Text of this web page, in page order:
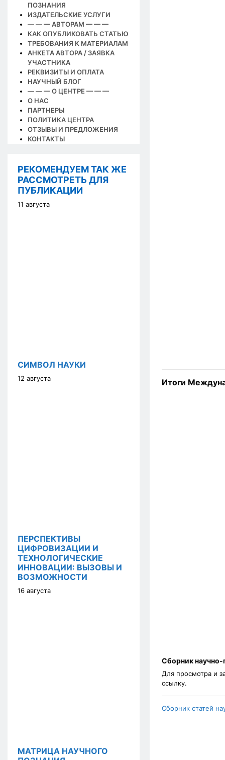
ПОЗНАНИЯ
ИЗДАТЕЛЬСКИЕ УСЛУГИ
— — — АВТОРАМ — — —
КАК ОПУБЛИКОВАТЬ СТАТЬЮ
ТРЕБОВАНИЯ К МАТЕРИАЛАМ
АНКЕТА АВТОРА / ЗАЯВКА
УЧАСТНИКА
РЕКВИЗИТЫ И ОПЛАТА
НАУЧНЫЙ БЛОГ
— — — О ЦЕНТРЕ — — —
О НАС
ПАРТНЕРЫ
ПОЛИТИКА ЦЕНТРА
ОТЗЫВЫ И ПРЕДЛОЖЕНИЯ
КОНТАКТЫ
РЕКОМЕНДУЕМ ТАК ЖЕ
РАССМОТРЕТЬ ДЛЯ
ПУБЛИКАЦИИ
11 августа
СИМВОЛ НАУКИ
12 августа
ПЕРСПЕКТИВЫ
ЦИФРОВИЗАЦИИ И
ТЕХНОЛОГИЧЕСКИЕ
ИННОВАЦИИ: ВЫЗОВЫ И
ВОЗМОЖНОСТИ
16 августа
МАТРИЦА НАУЧНОГО
Итоги
Сборник научно-
Для просмотра и
ссылку.
Сборник статей